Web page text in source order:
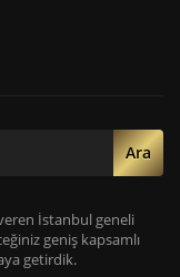
Ara
İstanbul geneli
geniş kapsamlı
getirdik.